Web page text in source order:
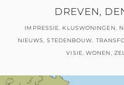
DREVEN,
IMPRESSIE, KLUSWONINGEN,
NIEUWS,STEDENBOUW,
VISIE,WONEN ,